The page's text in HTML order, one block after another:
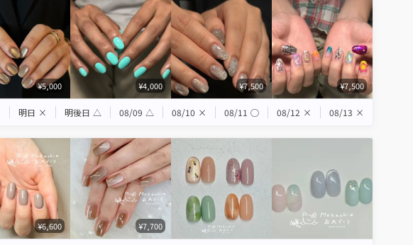
¥5,000 ¥4,000 ¥7,500 ¥7,500
明日 × 明後日 △ 08/09 △ 08/10 × 08/11 ◯ 08/12 × 08/13 ×
¥6,600 ¥7,700